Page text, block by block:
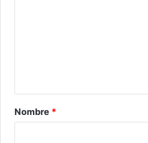
Nombre *